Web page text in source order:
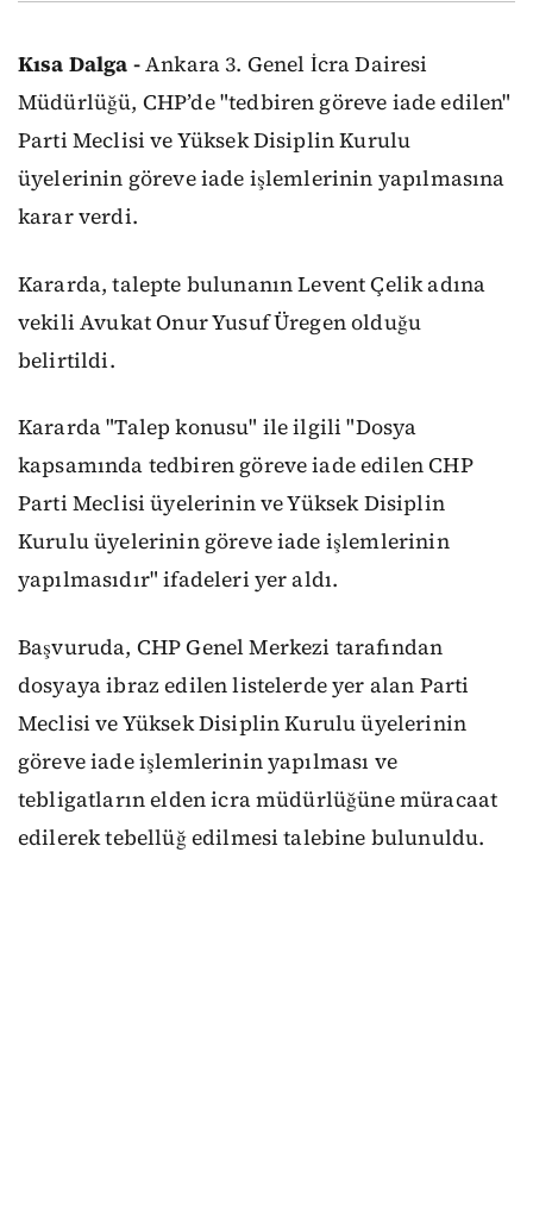
Kısa Dalga -Ankara 3. Genel İcra Dairesi
Müdürlüğü, CHP’de "tedbiren göreve iade edilen"
Parti Meclisi ve Yüksek Disiplin Kurulu
üyelerinin göreve iade işlemlerinin yapılmasına
karar verdi.
Kararda, talepte bulunanın Levent Çelik adına
vekili Avukat Onur Yusuf Üregen olduğu
belirtildi.
Kararda "Talep konusu" ile ilgili "Dosya
kapsamında tedbiren göreve iade edilen CHP
Parti Meclisi üyelerinin ve Yüksek Disiplin
Kurulu üyelerinin göreve iade işlemlerinin
yapılmasıdır" ifadeleri yer aldı.
Başvuruda, CHP Genel Merkezi tarafından
dosyaya ibraz edilen listelerde yer alan Parti
Meclisi ve Yüksek Disiplin Kurulu üyelerinin
göreve iade işlemlerinin yapılması ve
tebligatların elden icra müdürlüğüne müracaat
edilerek tebellüğ edilmesi talebine bulunuldu.